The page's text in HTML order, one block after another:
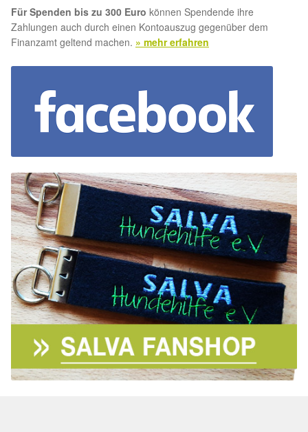
Für Spenden bis zu 300 Euro können Spendende ihre
Zahlungen auch durch einen Kontoauszug gegenüber dem
Finanzamt geltend machen. » mehr erfahren